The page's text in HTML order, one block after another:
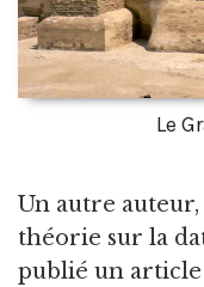
Le
Un autre
théorie sur la
publié un article